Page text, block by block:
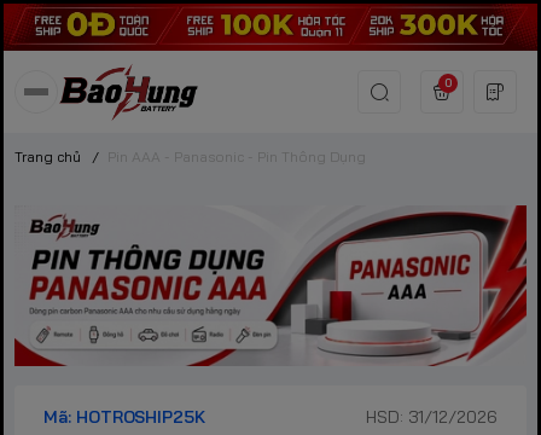
0
Trang chủ / Pin AAA - Panasonic - Pin Thông Dụng
Mã: HOTROSHIP25K
HSD: 31/12/2026